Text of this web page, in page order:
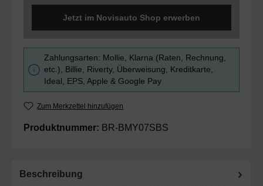
Jetzt im Novisauto Shop erwerben
Zahlungsarten: Mollie, Klarna (Raten, Rechnung,
etc.), Billie, Riverty, Überweisung, Kreditkarte,
Ideal, EPS, Apple & Google Pay
Zum Merkzettel hinzufügen
Produktnummer: BR-BMY07SBS
Beschreibung